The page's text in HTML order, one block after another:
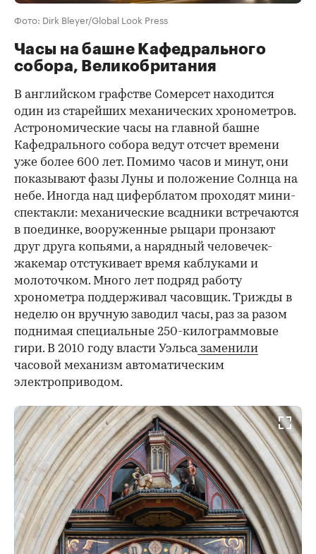
Фото: Dirk Bleyer/Global Look Press
Часы на башне Кафедрального
собора, Великобритания
В английском графстве Сомерсет находится
один из старейших механических хронометров.
Астрономические часы на главной башне
Кафедрального собора ведут отсчет времени
уже более 600 лет. Помимо часов и минут, они
показывают фазы Луны и положение Солнца на
небе. Иногда над циферблатом проходят мини-
спектакли: механические всадники встречаются
в поединке, вооруженные рыцари пронзают
друг друга копьями, а нарядный человечек-
жакемар отстукивает время каблуками и
молоточком. Много лет подряд работу
хронометра поддерживал часовщик. Трижды в
неделю он вручную заводил часы, раз за разом
поднимая специальные 250-килограммовые
гири. В 2010 году власти Уэльсазаменили
часовой механизм автоматическим
электроприводом.